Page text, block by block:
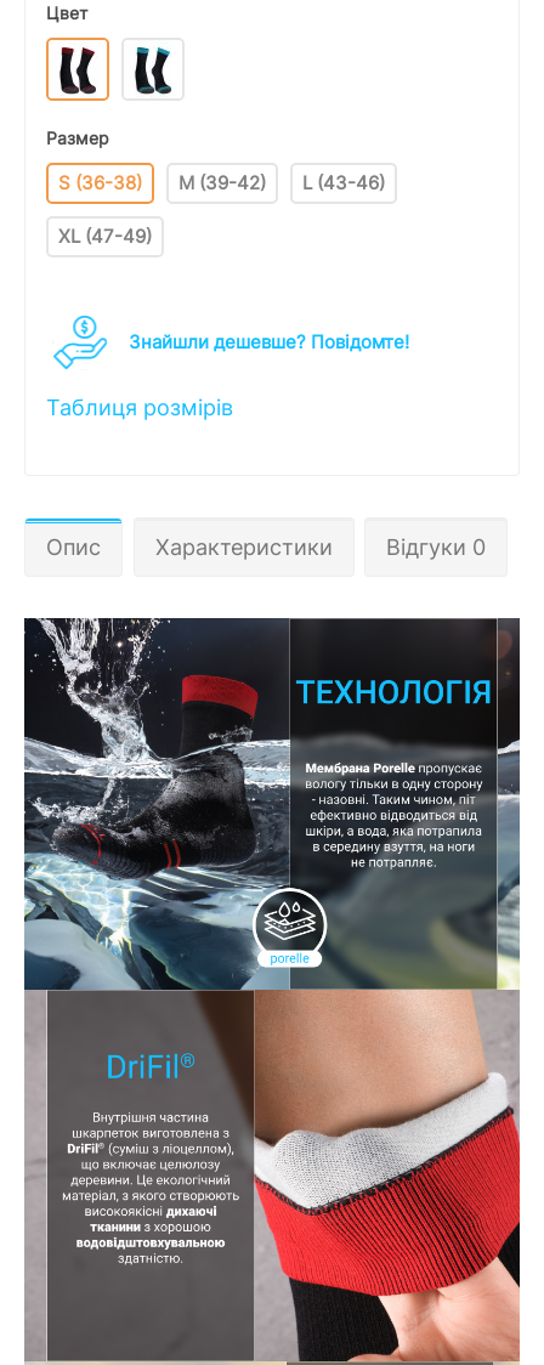
Цвет
Размер
S (36-38) M (39-42) L (43-46)
XL (47-49)
Знайшли дешевше? Повідомте!
Таблиця розмірів
Опис Характеристики Відгуки 0